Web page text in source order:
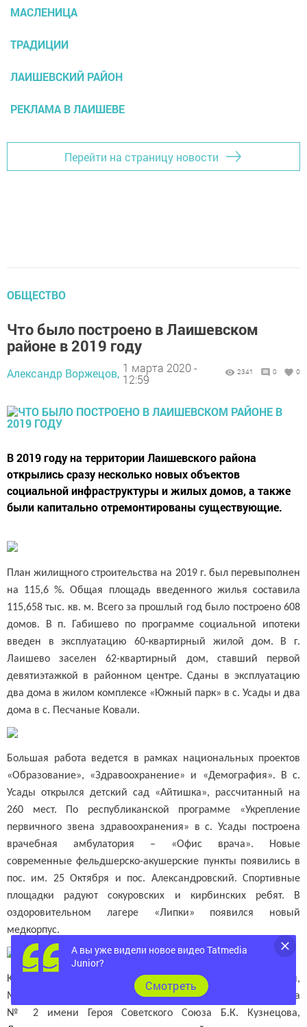
МАСЛЕНИЦА
ТРАДИЦИИ
ЛАИШЕВСКИЙ РАЙОН
РЕКЛАМА В ЛАИШЕВЕ
Перейти на страницу новости
ОБЩЕСТВО
Что было построено в Лаишевском
районе в 2019 году
Александр Воржецов, 1 марта 2020 -
12:59
2341 0 0
В 2019 году на территории Лаишевского района
открылись сразу несколько новых объектов
социальной инфраструктуры и жилых домов, а также
были капитально отремонтированы существующие.
План жилищного строительства на 2019 г. был перевыполнен
на 115,6 %. Общая площадь введенного жилья составила
115,658 тыс. кв. м. Всего за прошлый год было построено 608
домов. В п. Габишево по программе социальной ипотеки
введен в эксплуатацию 60-квартирный жилой дом. В г.
Лаишево заселен 62-квартирный дом, ставший первой
девятиэтажкой в районном центре. Сданы в эксплуатацию
два дома в жилом комплексе «Южный парк» в с. Усады и два
дома в с. Песчаные Ковали.
Большая работа ведется в рамках национальных проектов
«Образование», «Здравоохранение» и «Демография». В с.
Усады открылся детский сад «Айтишка», рассчитанный на
260 мест. По республиканской программе «Укрепление
первичного звена здравоохранения» в с. Усады построена
врачебная амбулатория – «Офис врача». Новые
современные фельдшерско-акушерские пункты появились в
пос. им. 25 Октября и пос. Александровский. Спортивные
площадки радуют сокуровских и кирбинских ребят. В
оздоровительном лагере «Липки» появился новый
медкорпус.
Капитально отремонтированы Кирбинский дом культуры,
Малоелгинский детский сад «Алтынчеч», Лаишевская школа
№ 2 имени Героя Советского Союза Б.К. Кузнецова,
А вы уже видели новое видео Tatmedia
Junior?
Cмотреть